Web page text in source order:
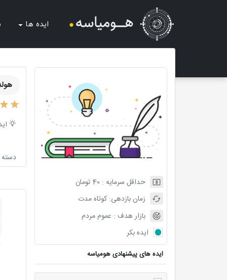
ایده ها
حداقل سرمایه :40 تومان
زمان بازدهی:کوتاه مدت
بازار هدف : عموم مردم
ایده بکر
ایده های پیشنهادی هومیاسه